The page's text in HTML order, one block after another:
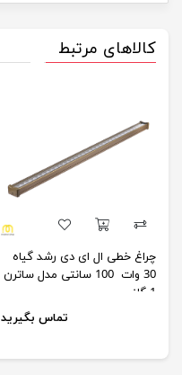
کالاهای مرتبط
چراغ خطی ال ای دی رشد گیاه
30 وات 100 سانتی مدل ساترن
1 گلنور
تماس بگیرید